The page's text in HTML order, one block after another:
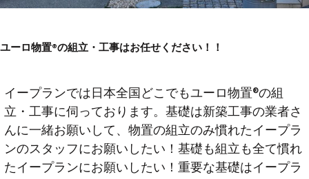
ユーロ物置®︎の組立・工事はお任せください！！
イープランでは日本全国どこでもユーロ物置®︎の組
立・工事に伺っております。基礎は新築工事の業者さ
んに一緒お願いして、物置の組立のみ慣れたイープラ
ンのスタッフにお願いしたい！基礎も組立も全て慣れ
たイープランにお願いしたい！重要な基礎はイープラ